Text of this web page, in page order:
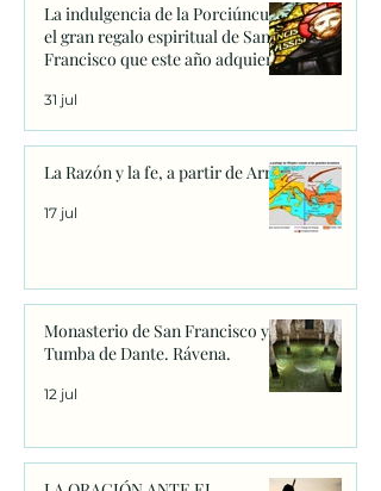
La indulgencia de la Porciúncula:
el gran regalo espiritual de San
Francisco que este año adquiere
31 jul
La Razón y la fe, a partir de Arrio
17 jul
Monasterio de San Francisco y
Tumba de Dante. Rávena.
12 jul